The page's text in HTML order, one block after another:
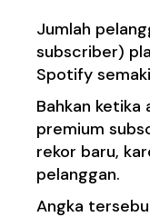
Jumlah
subscriber)
Spotify
Bahkan ketika
premium
rekor baru,
pelanggan.
Angka